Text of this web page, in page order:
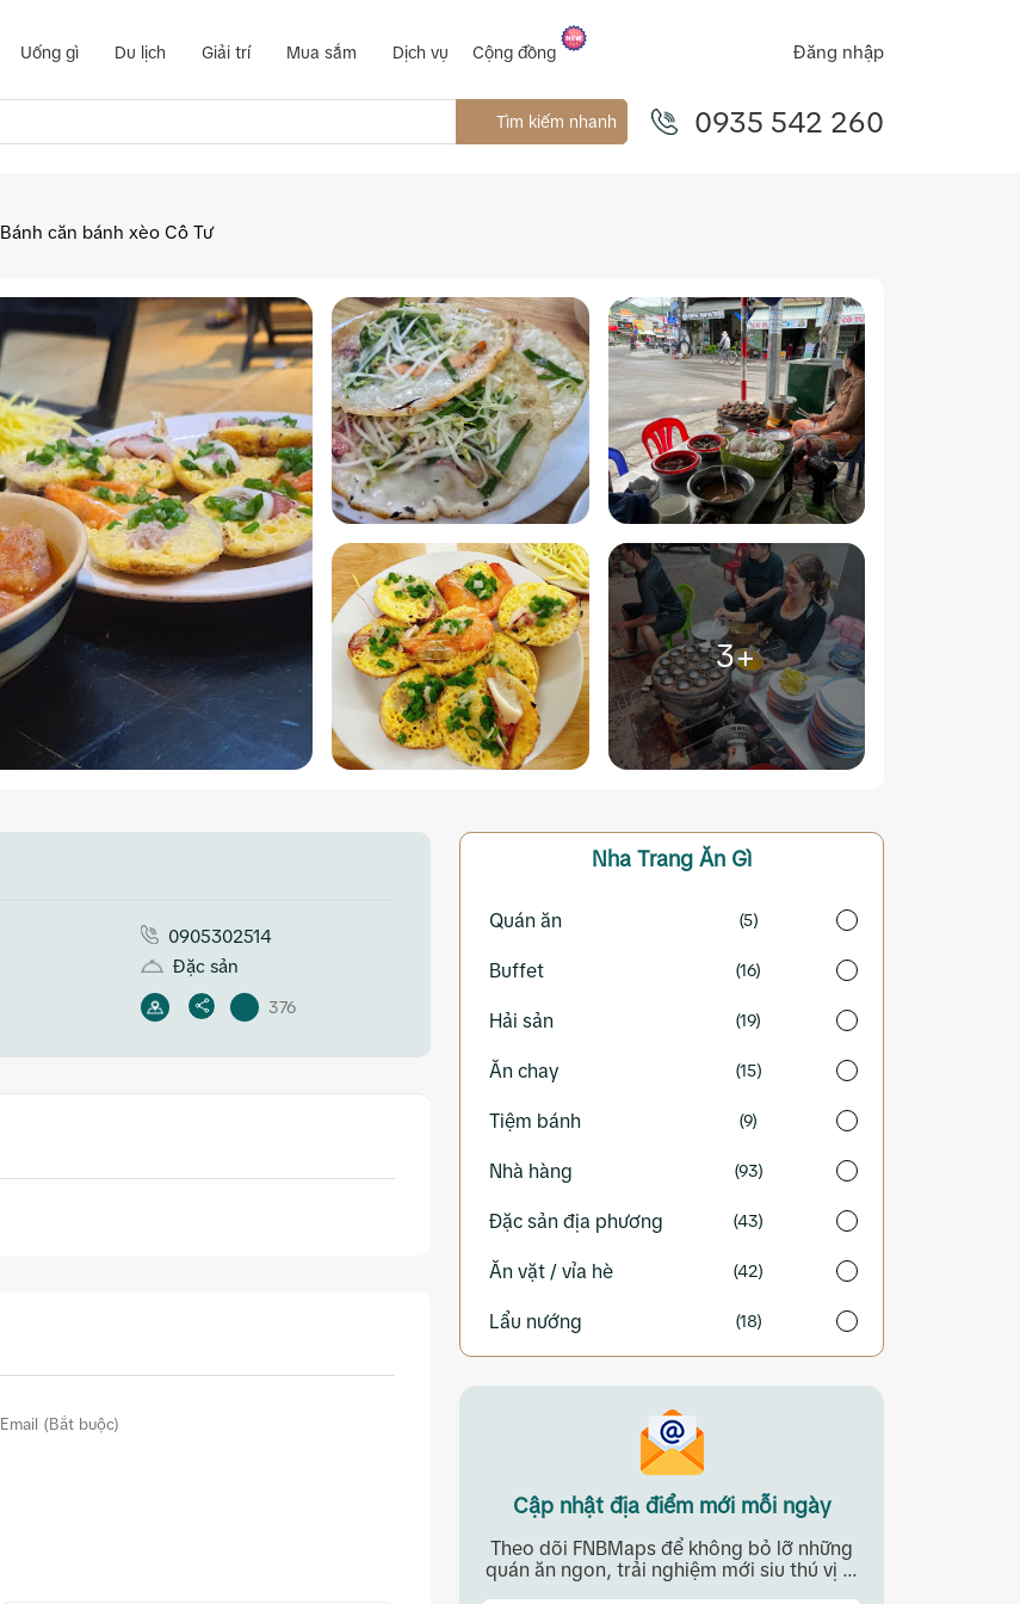
Uống gì Du lịch Giải trí Mua sắm Dịch vụ Cộng đồng Đăng nhập
Tìm kiếm nhanh 0935 542 260
Bánh căn bánh xèo Cô Tư
3+
0905302514
Đặc sản
376
Nha Trang Ăn Gì
Quán ăn (5)
Buffet (16)
Hải sản (19)
Ăn chay (15)
Tiệm bánh (9)
Nhà hàng (93)
Đặc sản địa phương (43)
Ăn vặt / vỉa hè (42)
Lẩu nướng (18)
Cập nhật địa điểm mới mỗi ngày
Theo dõi FNBMaps để không bỏ lỡ những
quán ăn ngon, trải nghiệm mới siu thú vị ...